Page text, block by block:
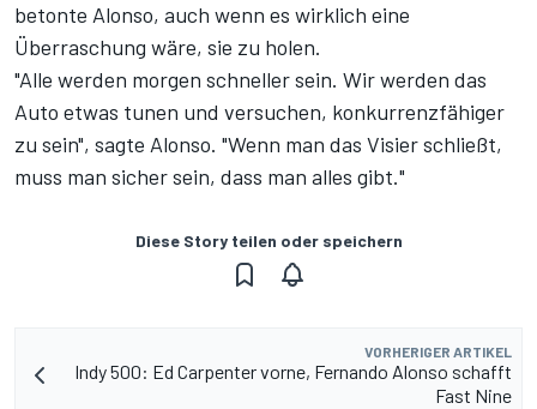
betonte Alonso, auch wenn es wirklich eine
Überraschung wäre, sie zu holen.
"Alle werden morgen schneller sein. Wir werden das
Auto etwas tunen und versuchen, konkurrenzfähiger
zu sein", sagte Alonso. "Wenn man das Visier schließt,
muss man sicher sein, dass man alles gibt."
Diese Story teilen oder speichern
VORHERIGER ARTIKEL
Indy 500: Ed Carpenter vorne, Fernando Alonso schafft
Fast Nine